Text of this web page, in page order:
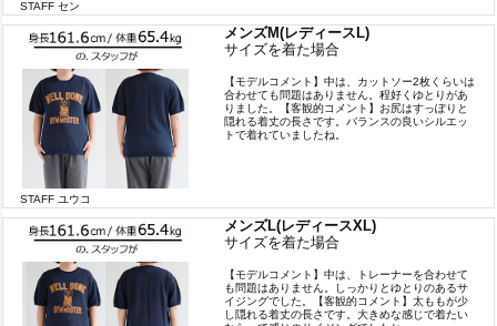
STAFF セン
メンズM(レディースL)
サイズを着た場合
STAFF ユウコ
【モデルコメント】中は、カットソー2枚くらいは
合わせても問題はありません。程好くゆとりがあ
りました。【客観的コメント】お尻はすっぽりと
隠れる着丈の長さです。バランスの良いシルエッ
トで着れていましたね。
メンズL(レディースXL)
サイズを着た場合
【モデルコメント】中は、トレーナーを合わせて
も問題はありません。しっかりとゆとりのあるサ
イジングでした。【客観的コメント】太ももが少
し隠れる着丈の長さです。大きめな感じで着たい